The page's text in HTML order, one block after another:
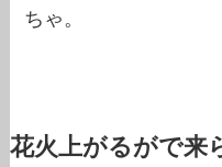
ちゃ。
花火上がるがで来